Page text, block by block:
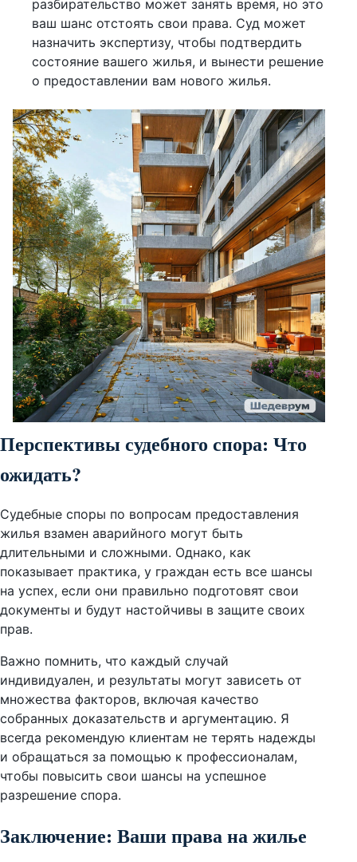
разбирательство может занять время, но это
ваш шанс отстоять свои права. Суд может
назначить экспертизу, чтобы подтвердить
состояние вашего жилья, и вынести решение
о предоставлении вам нового жилья.
Перспективы судебного спора: Что
ожидать?
Судебные споры по вопросам предоставления
жилья взамен аварийного могут быть
длительными и сложными. Однако, как
показывает практика, у граждан есть все шансы
на успех, если они правильно подготовят свои
документы и будут настойчивы в защите своих
прав.
Важно помнить, что каждый случай
индивидуален, и результаты могут зависеть от
множества факторов, включая качество
собранных доказательств и аргументацию. Я
всегда рекомендую клиентам не терять надежды
и обращаться за помощью к профессионалам,
чтобы повысить свои шансы на успешное
разрешение спора.
Заключение: Ваши права на жилье